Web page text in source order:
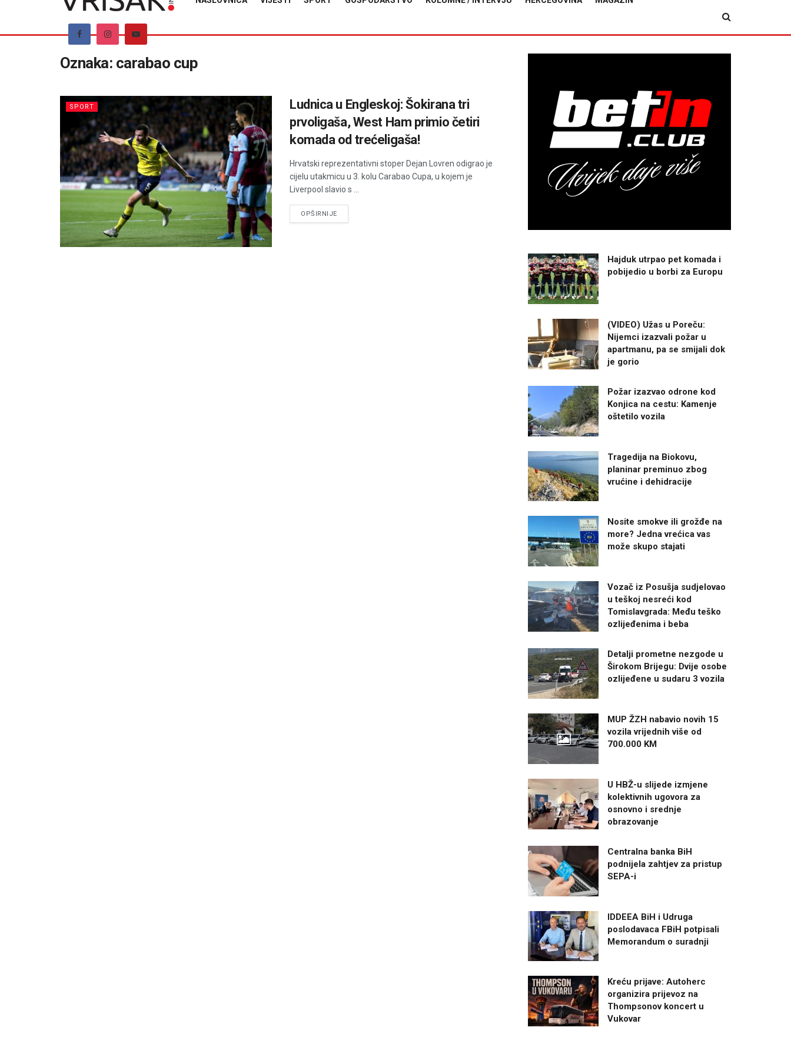
Oznaka: carabao cup
SPORT
Ludnica u Engleskoj: Šokirana tri
prvoligaša, West Ham primio četiri
komada od trećeligaša!
Hrvatski reprezentativni stoper Dejan Lovren odigrao je
cijelu utakmicu u 3. kolu Carabao Cupa, u kojem je
Liverpool slavio s ...
OPŠIRNIJEDETAILS
Hajduk utrpao pet komada i
pobijedio u borbi za Europu
(VIDEO) Užas u Poreču:
Nijemci izazvali požar u
apartmanu, pa se smijali dok
je gorio
Požar izazvao odrone kod
Konjica na cestu: Kamenje
oštetilo vozila
Tragedija na Biokovu,
planinar preminuo zbog
vrućine i dehidracije
Nosite smokve ili grožđe na
more? Jedna vrećica vas
može skupo stajati
Vozač iz Posušja sudjelovao
u teškoj nesreći kod
Tomislavgrada: Među teško
ozlijeđenima i beba
Detalji prometne nezgode u
Širokom Brijegu: Dvije osobe
ozlijeđene u sudaru 3 vozila
MUP ŽZH nabavio novih 15
vozila vrijednih više od
700.000 KM
U HBŽ-u slijede izmjene
kolektivnih ugovora za
osnovno i srednje
obrazovanje
Centralna banka BiH
podnijela zahtjev za pristup
SEPA-i
IDDEEA BiH i Udruga
poslodavaca FBiH potpisali
Memorandum o suradnji
Kreću prijave: Autoherc
organizira prijevoz na
Thompsonov koncert u
Vukovar